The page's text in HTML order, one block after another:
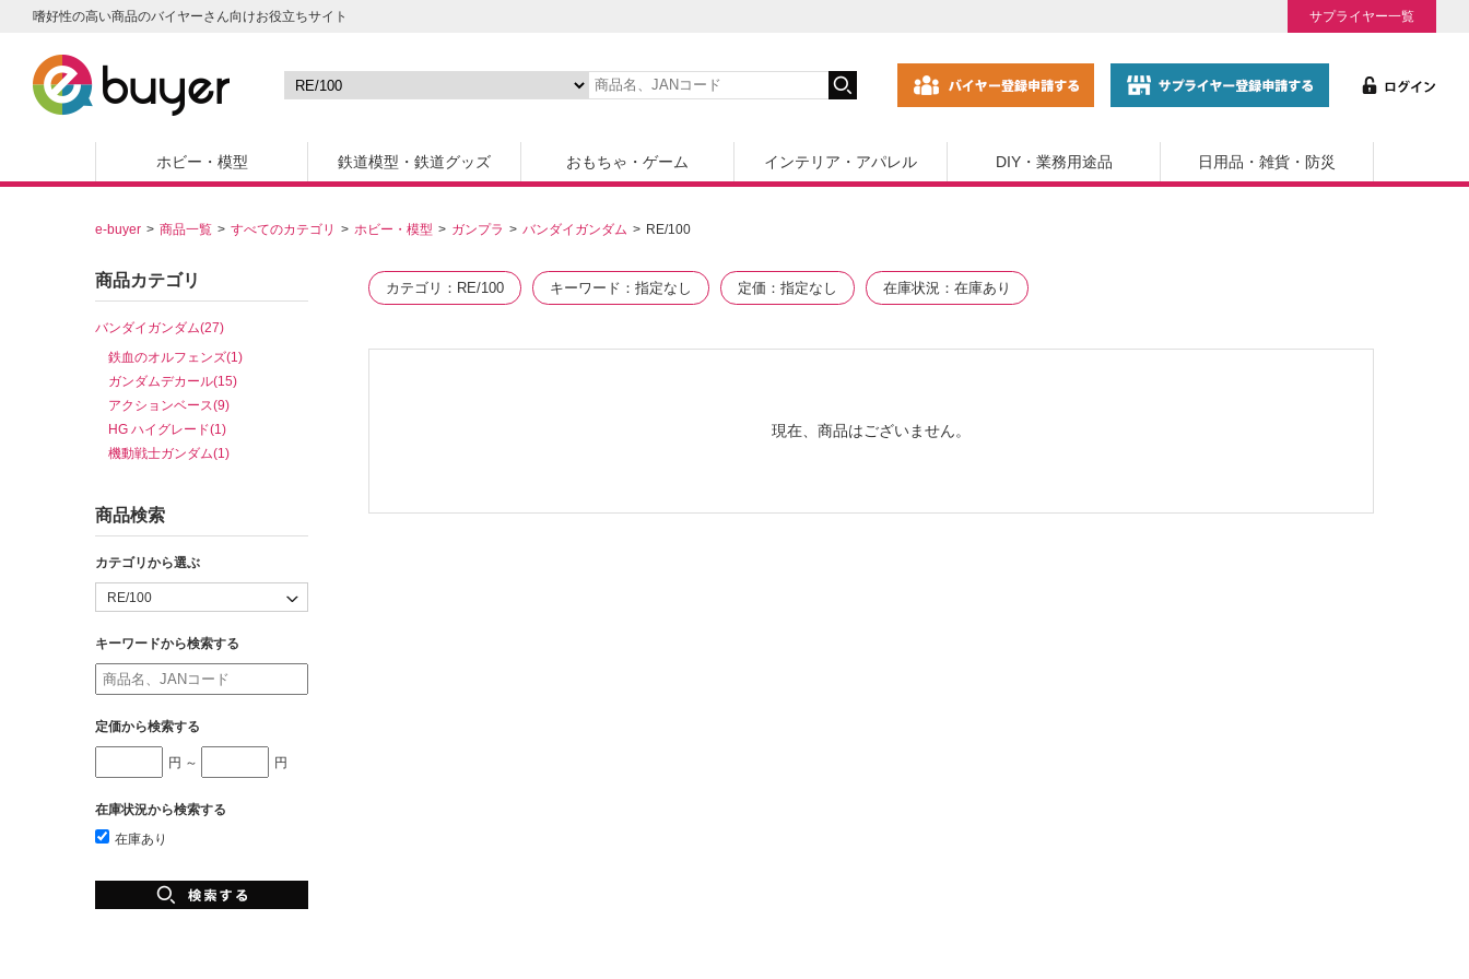
嗜好性の高い商品のバイヤーさん向けお役立ちサイト サプライヤー一覧
ホビー・模型 鉄道模型・鉄道グッズ おもちゃ・ゲーム インテリア・アパレル DIY・業務用途品 日用品・雑貨・防災
e-buyer 商品一覧 すべてのカテゴリ ホビー・模型 ガンプラ バンダイガンダム RE/100
カテゴリ RE/100 キーワード 指定なし 定価 指定なし 在庫状況 在庫あり
現在、商品はございません。
商品カテゴリ
バンダイガンダム(27)
鉄血のオルフェンズ(1)
ガンダムデカール(15)
アクションベース(9)
HG ハイグレード(1)
機動戦士ガンダム(1)
商品検索
カテゴリから選ぶ
キーワードから検索する
定価から検索する
円 ～ 円
在庫状況から検索する
在庫あり